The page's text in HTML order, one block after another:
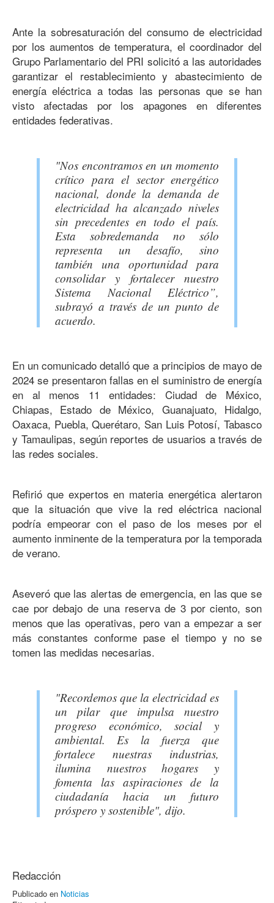
Ante la sobresaturación del consumo de electricidad
por los aumentos de temperatura, el coordinador del
Grupo Parlamentario del PRI solicitó a las autoridades
garantizar el restablecimiento y abastecimiento de
energía eléctrica a todas las personas que se han
visto afectadas por los apagones en diferentes
entidades federativas.
"Nos encontramos en un momento
crítico para el sector energético
nacional, donde la demanda de
electricidad ha alcanzado niveles
sin precedentes en todo el país.
Esta sobredemanda no sólo
representa un desafío, sino
también una oportunidad para
consolidar y fortalecer nuestro
Sistema Nacional Eléctrico”,
subrayó a través de un punto de
acuerdo.
En un comunicado detalló que a principios de mayo de
2024 se presentaron fallas en el suministro de energía
en al menos 11 entidades: Ciudad de México,
Chiapas, Estado de México, Guanajuato, Hidalgo,
Oaxaca, Puebla, Querétaro, San Luis Potosí, Tabasco
y Tamaulipas, según reportes de usuarios a través de
las redes sociales.
Refirió que expertos en materia energética alertaron
que la situación que vive la red eléctrica nacional
podría empeorar con el paso de los meses por el
aumento inminente de la temperatura por la temporada
de verano.
Aseveró que las alertas de emergencia, en las que se
cae por debajo de una reserva de 3 por ciento, son
menos que las operativas, pero van a empezar a ser
más constantes conforme pase el tiempo y no se
tomen las medidas necesarias.
"Recordemos que la electricidad es
un pilar que impulsa nuestro
progreso económico, social y
ambiental. Es la fuerza que
fortalece nuestras industrias,
ilumina nuestros hogares y
fomenta las aspiraciones de la
ciudadanía hacia un futuro
próspero y sostenible", dijo.
Redacción
Publicado en Noticias